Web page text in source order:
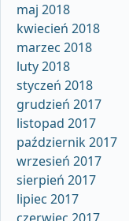
maj 2018
kwiecień 2018
marzec 2018
luty 2018
styczeń 2018
grudzień 2017
listopad 2017
październik 2017
wrzesień 2017
sierpień 2017
lipiec 2017